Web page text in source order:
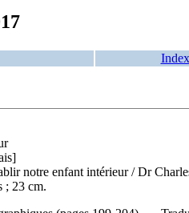
notre enfant intérieur/ Dr
; 23 cm.